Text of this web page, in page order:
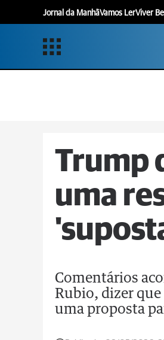
Jornal da ManhãVamos LerViver
Trump
uma
Comentários
Rubio, dizer que
uma proposta